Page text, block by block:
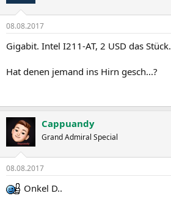
08.08.2017
Gigabit. Intel I211-AT, 2 USD das Stück.
Hat denen jemand ins Hirn gesch...?
Cappuandy
Grand Admiral Special
08.08.2017
Onkel D..